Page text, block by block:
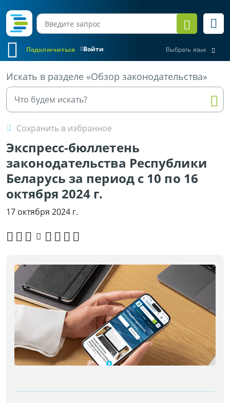
Войти
Подключиться Выбрать язык
Искать в разделе «Обзор законодательства»
Сохранить в избранное
Экспресс-бюллетень
законодательства Республики
Беларусь за период с 10 по 16
октября 2024 г.
Все материалы
17 октября 2024 г.